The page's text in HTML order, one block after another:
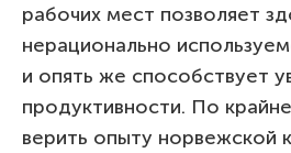
рабочих мест позволяет
нерационально
и опять же способствует
продуктивности. По
верить опыту норвежской